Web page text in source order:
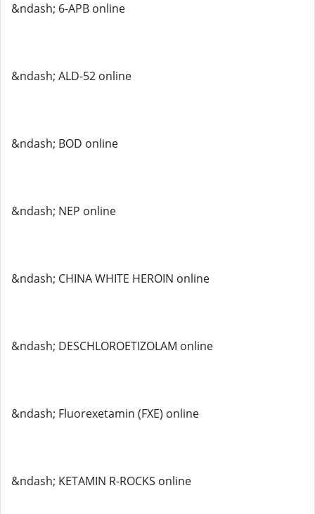
&ndash; 6-APB online
&ndash; ALD-52 online
&ndash; BOD online
&ndash; NEP online
&ndash; CHINA WHITE HEROIN online
&ndash; DESCHLOROETIZOLAM online
&ndash; Fluorexetamin (FXE) online
&ndash; KETAMIN R-ROCKS online